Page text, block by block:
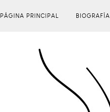
PÁGINA PRINCIPAL BIOGRAFÍA